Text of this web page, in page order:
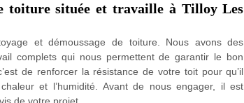
toiture située et travaille à Tilloy Les
et démoussage de toiture. Nous avons des
complets qui nous permettent de garantir le bon
de renforcer la résistance de votre toit pour qu’il
et l’humidité. Avant de nous engager, il est